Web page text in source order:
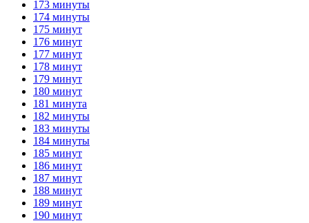
173 минуты
174 минуты
175 минут
176 минут
177 минут
178 минут
179 минут
180 минут
181 минута
182 минуты
183 минуты
184 минуты
185 минут
186 минут
187 минут
188 минут
189 минут
190 минут